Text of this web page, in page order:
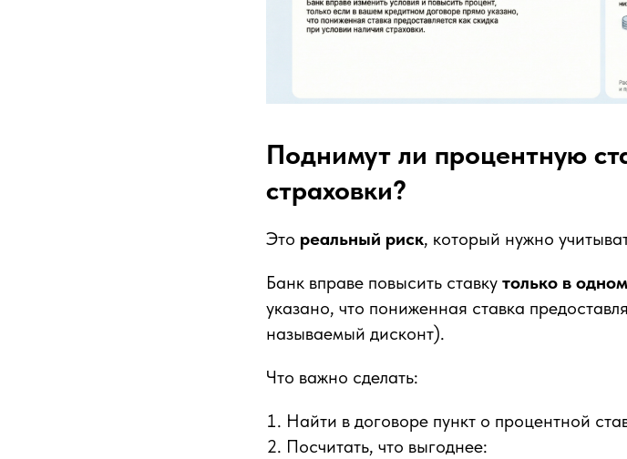
Поднимут ли процентную
страховки?
Это реальный риск, который нужно
Банк вправе повысить ставку только в
указано, что пониженная ставка
называемый дисконт).
Что важно сделать:
Найти в договоре пункт о процентной
Посчитать, что выгоднее: